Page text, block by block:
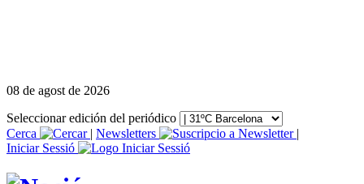
08 de agost de 2026
Seleccionar edición del periódico
Cerca
| Newsletters
|
Iniciar Sessió